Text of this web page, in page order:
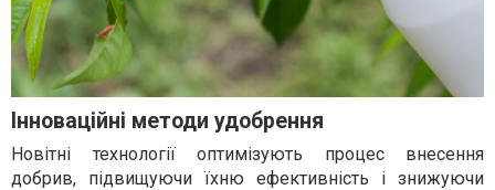
Інноваційні методи удобрення
Новітні технології оптимізують процес внесення
добрив, підвищуючи їхню ефективність і знижуючи